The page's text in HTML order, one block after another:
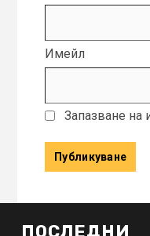
Имейл
Запазване на